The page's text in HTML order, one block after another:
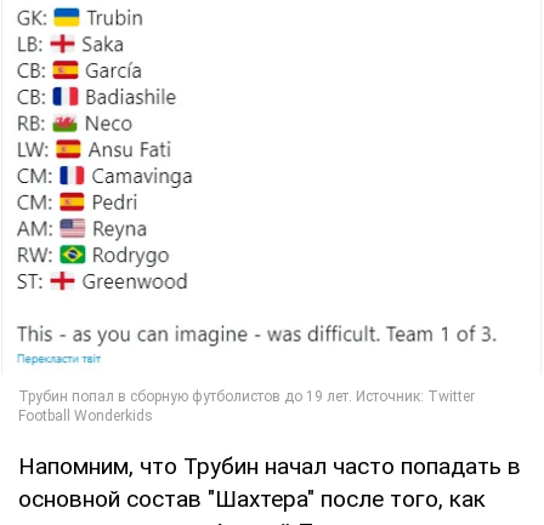
Напомним, что Трубин начал часто попадать в
основной состав "Шахтера" после того, как